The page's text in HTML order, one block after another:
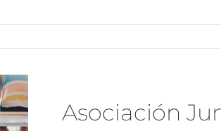
Asociación